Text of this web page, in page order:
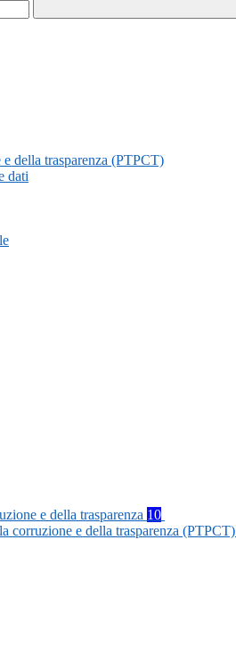
della trasparenza (PTPCT)
dati
e della trasparenza 10
corruzione e della trasparenza (PTPCT)